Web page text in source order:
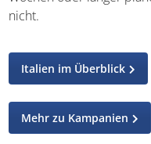
nicht.
Italien im Überblick
Mehr zu Kampanien